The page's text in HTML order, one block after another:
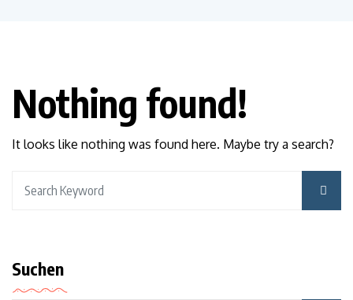
Nothing found!
It looks like nothing was found here. Maybe try a search?
Suchen